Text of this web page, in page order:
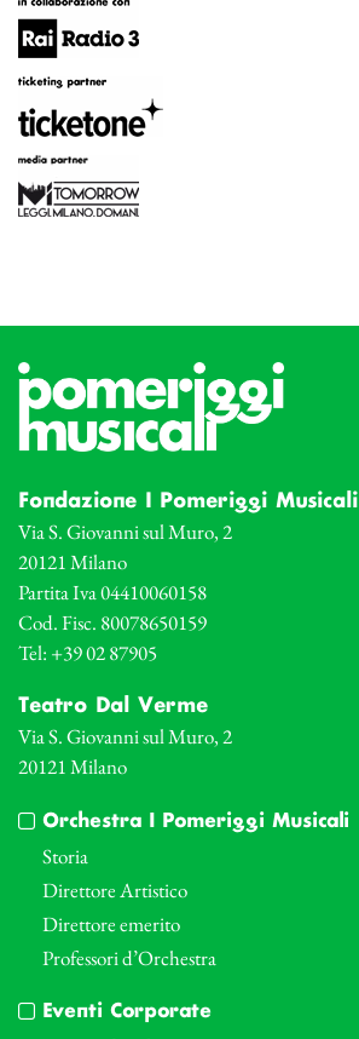
Fondazione I Pomeriggi Musicali
Via S. Giovanni sul Muro, 2
20121 Milano
Partita Iva 04410060158
Cod. Fisc. 80078650159
Tel: +39 02 87905
Teatro Dal Verme
Via S. Giovanni sul Muro, 2
20121 Milano
Orchestra I Pomeriggi Musicali
Storia
Direttore Artistico
Direttore emerito
Professori d’Orchestra
Eventi Corporate